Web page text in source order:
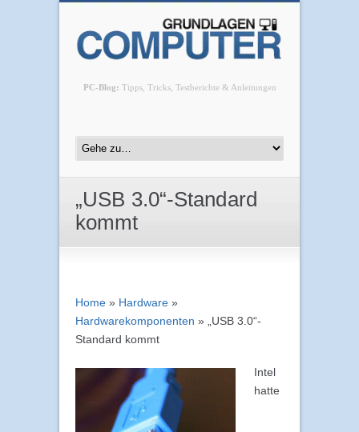
PC-Blog: Tipps, Tricks, Testberichte & Anleitungen
„USB 3.0“-Standard
kommt
Home » Hardware »
Hardwarekomponenten »
„USB 3.0“-
Standard kommt
Intel
hatte